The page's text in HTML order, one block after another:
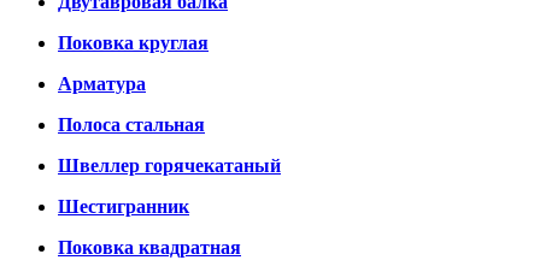
Поковка круглая
Арматура
Полоса стальная
Швеллер горячекатаный
Шестигранник
Поковка квадратная